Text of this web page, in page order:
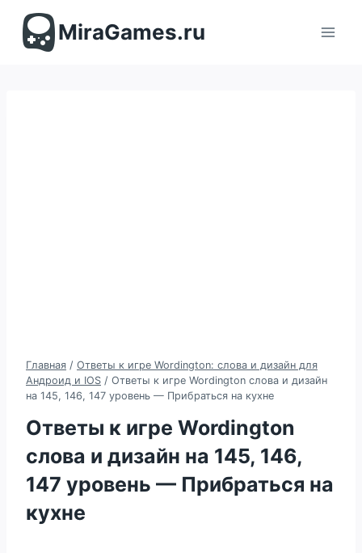
содержимомуMiraGames.ru
Главная / Ответы к игре Wordington: слова и дизайн для
Андроид и IOS / Ответы к игре Wordington слова и дизайн
на 145, 146, 147 уровень — Прибраться на кухне
Ответы к игре Wordington
слова и дизайн на 145, 146,
147 уровень — Прибраться на
кухне